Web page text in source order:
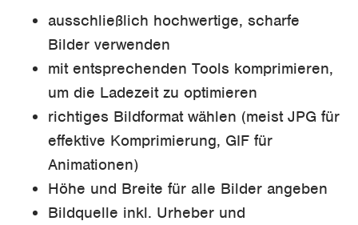
ausschließlich hochwertige, scharfe
Bilder verwenden
mit entsprechenden Tools komprimieren,
um die Ladezeit zu optimieren
richtiges Bildformat wählen (meist JPG für
effektive Komprimierung, GIF für
Animationen)
Höhe und Breite für alle Bilder angeben
Bildquelle inkl. Urheber und